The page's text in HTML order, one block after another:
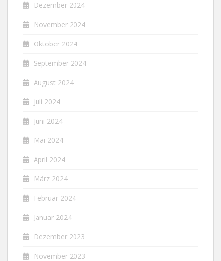
Dezember 2024
November 2024
Oktober 2024
September 2024
August 2024
Juli 2024
Juni 2024
Mai 2024
April 2024
März 2024
Februar 2024
Januar 2024
Dezember 2023
November 2023